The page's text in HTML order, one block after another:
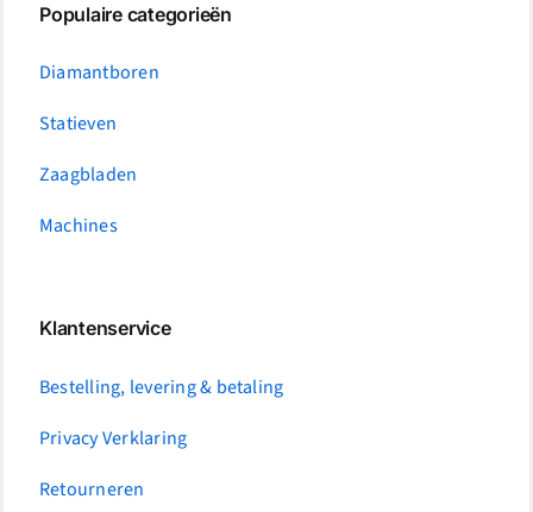
Populaire categorieën
Diamantboren
Statieven
Zaagbladen
Machines
Klantenservice
Bestelling, levering & betaling
Privacy Verklaring
Retourneren